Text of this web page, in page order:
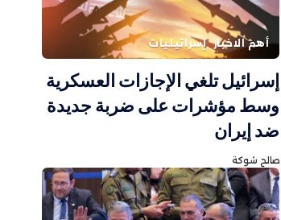
أهم الاخبار إسرائيليات
إسرائيل تلغي الإجازات العسكرية
وسط مؤشرات على ضربة جديدة
ضد إيران
صالح شوكة